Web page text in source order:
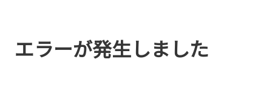
エラーが発生しました